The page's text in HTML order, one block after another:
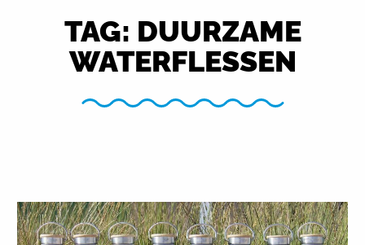
TAG: DUURZAME
WATERFLESSEN